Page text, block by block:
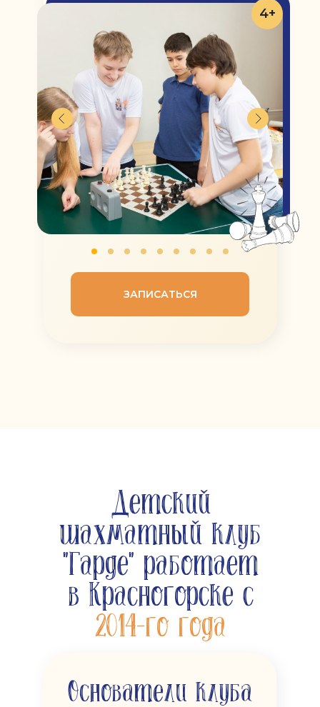
ЗАПИСАТЬСЯ
4+
Детский
шахматный клуб
"Гарде" работает
в Красногорске с
2014-го года
Основатели клуба